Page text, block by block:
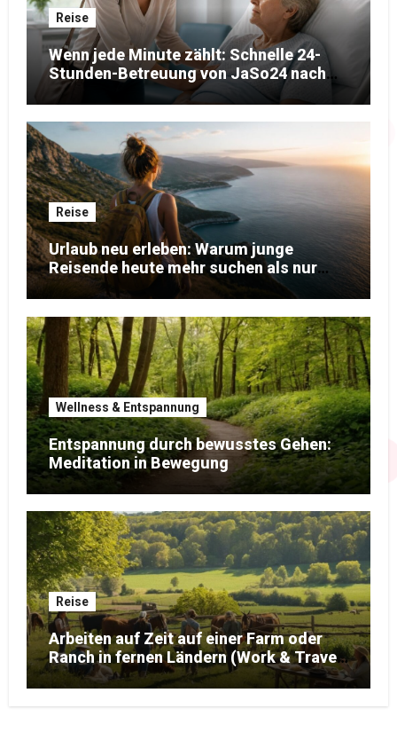
Reise
Wenn jede Minute zählt: Schnelle 24-
Stunden-Betreuung von JaSo24 nach
dem Krankenhausaufenthalt
Reise
Urlaub neu erleben: Warum junge
Reisende heute mehr suchen als nur
Erholung
Wellness & Entspannung
Entspannung durch bewusstes Gehen:
Meditation in Bewegung
Reise
Arbeiten auf Zeit auf einer Farm oder
Ranch in fernen Ländern (Work & Travel-
Edition)